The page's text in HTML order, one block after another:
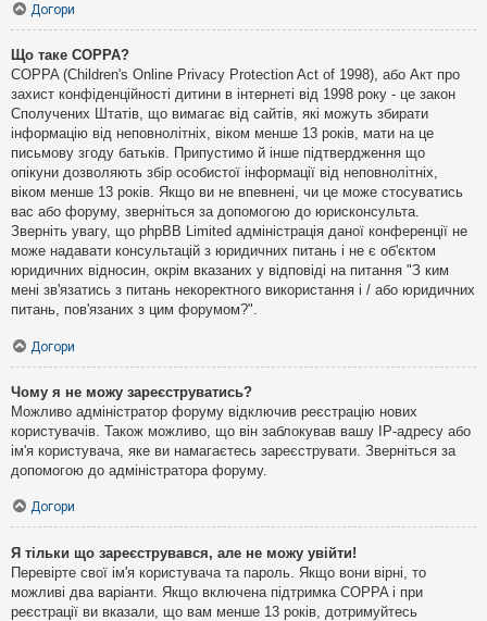
Догори
Що таке COPPA?
COPPA (Children's Online Privacy Protection Act of 1998), або Акт про
захист конфіденційності дитини в інтернеті від 1998 року - це закон
Сполучених Штатів, що вимагає від сайтів, які можуть збирати
інформацію від неповнолітніх, віком менше 13 років, мати на це
письмову згоду батьків. Припустимо й інше підтвердження що
опікуни дозволяють збір особистої інформації від неповнолітніх,
віком менше 13 років. Якщо ви не впевнені, чи це може стосуватись
вас або форуму, зверніться за допомогою до юрисконсульта.
Зверніть увагу, що phpBB Limited адміністрація даної конференції не
може надавати консультацій з юридичних питань і не є об'єктом
юридичних відносин, окрім вказаних у відповіді на питання "З ким
мені зв'язатись з питань некоректного використання і / або юридичних
питань, пов'язаних з цим форумом?".
Догори
Чому я не можу зареєструватись?
Можливо адміністратор форуму відключив реєстрацію нових
користувачів. Також можливо, що він заблокував вашу IP-адресу або
ім'я користувача, яке ви намагаєтесь зареєструвати. Зверніться за
допомогою до адміністратора форуму.
Догори
Я тільки що зареєструвався, але не можу увійти!
Перевірте свої ім'я користувача та пароль. Якщо вони вірні, то
можливі два варіанти. Якщо включена підтримка COPPA і при
реєстрації ви вказали, що вам менше 13 років, дотримуйтесь